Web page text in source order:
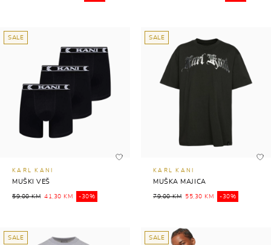
SALE
KARL KANI
MUŠKI VEŠ
59,00 KM 41,30 KM -30%
SALE
KARL KANI
MUŠKA MAJICA
79,00 KM 55,30 KM -30%
SALE SALE